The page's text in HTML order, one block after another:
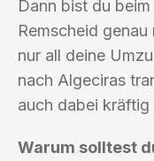
Dann bist du
Remscheid
nur all deine
nach Algeciras
auch dabei kräftig
Warum solltest